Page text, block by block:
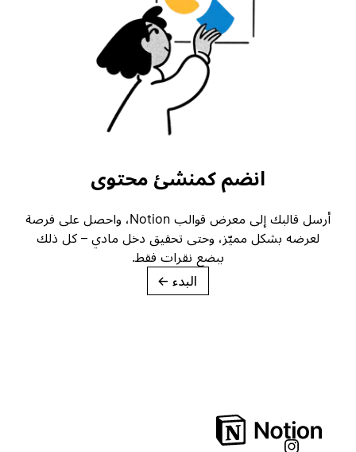
انضم كمنشئ محتوى
أرسل قالبك إلى معرض قوالب Notion، واحصل على فرصة
لعرضه بشكل مميّز، وحتى تحقيق دخل مادي – كل ذلك
ببضع نقرات فقط.
→